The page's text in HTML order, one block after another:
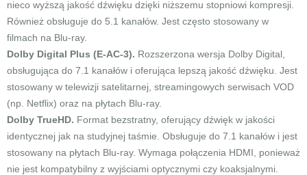
nieco wyższą jakość dźwięku dzięki niższemu stopniowi kompresji.
Również obsługuje do 5.1 kanałów. Jest często stosowany w
filmach na Blu-ray.
Dolby Digital Plus (E-AC-3). Rozszerzona wersja Dolby Digital,
obsługująca do 7.1 kanałów i oferująca lepszą jakość dźwięku. Jest
stosowany w telewizji satelitarnej, streamingowych serwisach VOD
(np. Netflix) oraz na płytach Blu-ray.
Dolby TrueHD. Format bezstratny, oferujący dźwięk w jakości
identycznej jak na studyjnej taśmie. Obsługuje do 7.1 kanałów i jest
stosowany na płytach Blu-ray. Wymaga połączenia HDMI, ponieważ
nie jest kompatybilny z wyjściami optycznymi czy koaksjalnymi.